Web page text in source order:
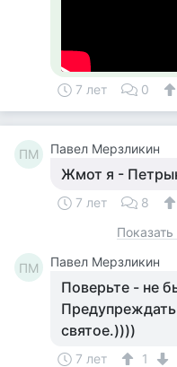
7 лет 0
ПМ Павел Мерзликин
Жмот я -
7 лет 8
ПМ Павел Мерзликин
Поверьте - не
святое.))))
7 лет 1